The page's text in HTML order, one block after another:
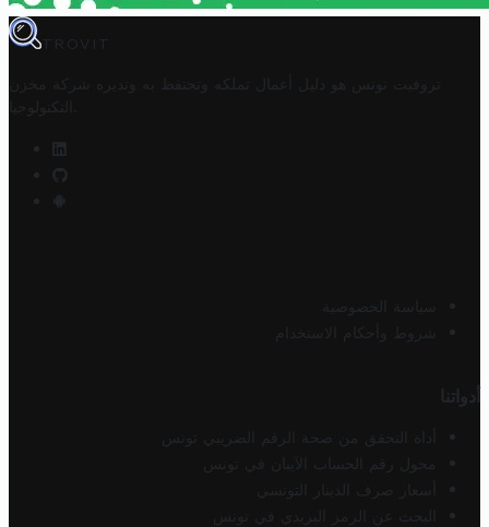
TROVIT
تروفيت تونس هو دليل أعمال تملكه وتحتفظ به وتديره
شركة مخزن
التكنولوجيا
سياسة الخصوصية
شروط وأحكام الاستخدام
أدواتنا
أداة التحقق من صحة الرقم الضريبي تونس
محول رقم الحساب الآيبان في تونس
أسعار صرف الدينار التونسي
البحث عن الرمز البريدي في تونس